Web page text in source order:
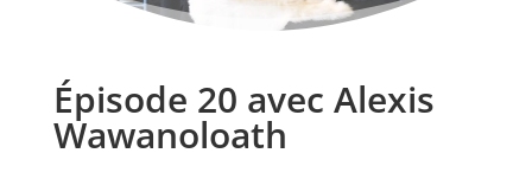
Épisode 20 avec Alexis
Wawanoloath